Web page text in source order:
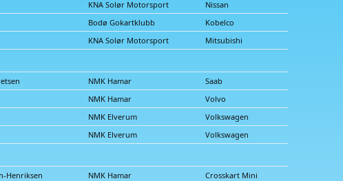
KNA Solør Motorsport
Nissan
Bodø Gokartklubb
Kobelco
KNA Solør Motorsport Mitsubishi
NMK Hamar
Saab
NMK Hamar
Volvo
NMK Elverum
Volkswagen
NMK Elverum Volkswagen
Henriksen NMK Hamar
Crosskart Mini